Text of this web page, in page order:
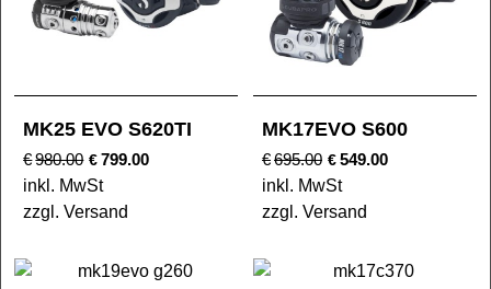
MK25 EVO S620TI
€980.00 € 799.00
inkl. MwSt
zzgl. Versand
MK17EVO S600
€695.00 €549.00
inkl. MwSt
zzgl. Versand